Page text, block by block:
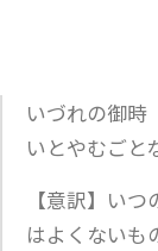
いづれの御時
いとやむご
【意訳】い
はよくない